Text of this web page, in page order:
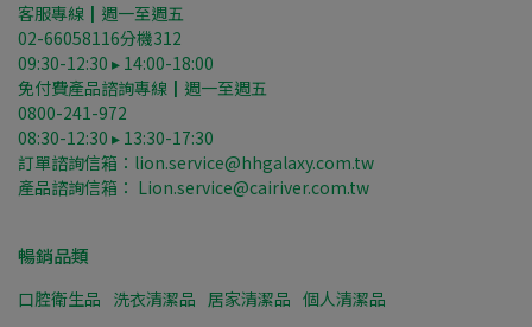
客服專線┃週一至週五
02-66058116分機312
09:30-12:30 ▸ 14:00-18:00
免付費產品諮詢專線┃週一至週五
0800-241-972
08:30-12:30 ▸ 13:30-17:30
訂單諮詢信箱：lion.service@hhgalaxy.com.tw
產品諮詢信箱： Lion.service@cairiver.com.tw
暢銷品類
口腔衛生品 洗衣清潔品 居家清潔品 個人清潔品